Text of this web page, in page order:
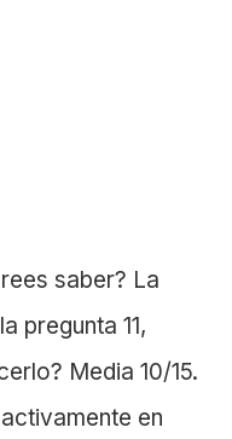
saber? La
pregunta 11,
Media 10/15.
en